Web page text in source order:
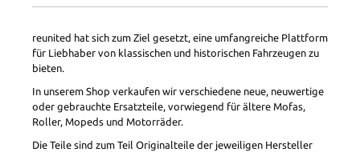
reunited hat sich zum Ziel gesetzt, eine umfangreiche Plattform
für Liebhaber von klassischen und historischen Fahrzeugen zu
bieten.
In unserem Shop verkaufen wir verschiedene neue, neuwertige
oder gebrauchte Ersatzteile, vorwiegend für ältere Mofas,
Roller, Mopeds und Motorräder.
Die Teile sind zum Teil Originalteile der jeweiligen Hersteller